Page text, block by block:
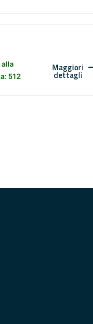
512
Maggiori
dettagli